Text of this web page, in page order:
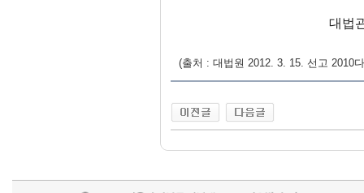
대법
(출처 : 대법원 2012. 3. 15. 선고 2010